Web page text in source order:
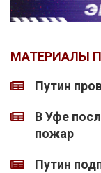
МАТЕРИАЛЫ
Путин
В Уфе
пожар
Путин